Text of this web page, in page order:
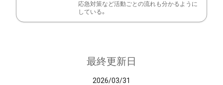
応急対策など活動ごとの流れも分かるように
している。
最終更新日
2026/03/31